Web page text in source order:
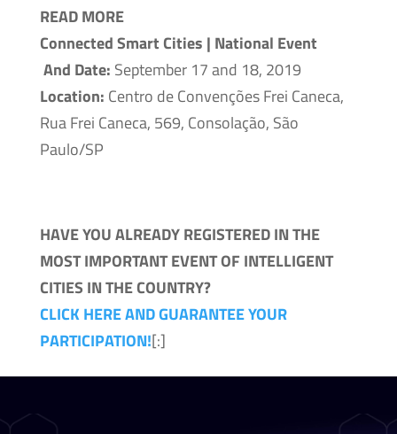
READ MORE
Connected Smart Cities | National Event
And Date: September 17 and 18, 2019
Location: Centro de Convenções Frei Caneca,
Rua Frei Caneca, 569, Consolação, São
Paulo/SP
HAVE YOU ALREADY REGISTERED IN THE
MOST IMPORTANT EVENT OF INTELLIGENT
CITIES IN THE COUNTRY?
CLICK HERE AND GUARANTEE YOUR
PARTICIPATION![:]